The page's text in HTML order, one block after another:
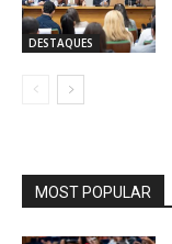
DESTAQUES
MOST POPULAR